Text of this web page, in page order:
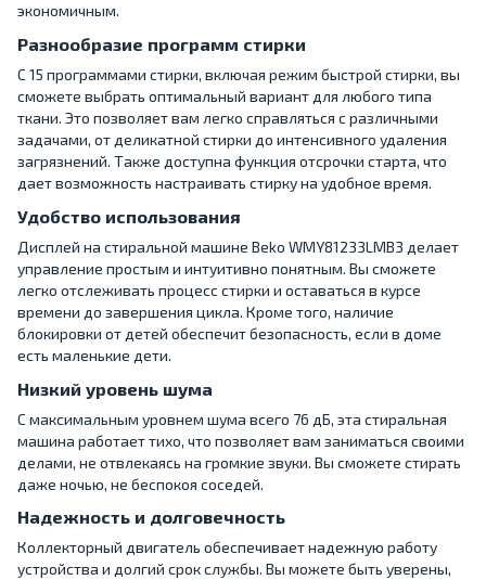
экономичным.
Разнообразие программ стирки
С 15 программами стирки, включая режим быстрой стирки, вы
сможете выбрать оптимальный вариант для любого типа
ткани. Это позволяет вам легко справляться с различными
задачами, от деликатной стирки до интенсивного удаления
загрязнений. Также доступна функция отсрочки старта, что
дает возможность настраивать стирку на удобное время.
Удобство использования
Дисплей на стиральной машине Beko WMY81233LMB3 делает
управление простым и интуитивно понятным. Вы сможете
легко отслеживать процесс стирки и оставаться в курсе
времени до завершения цикла. Кроме того, наличие
блокировки от детей обеспечит безопасность, если в доме
есть маленькие дети.
Низкий уровень шума
С максимальным уровнем шума всего 76 дБ, эта стиральная
машина работает тихо, что позволяет вам заниматься своими
делами, не отвлекаясь на громкие звуки. Вы сможете стирать
даже ночью, не беспокоя соседей.
Надежность и долговечность
Коллекторный двигатель обеспечивает надежную работу
устройства и долгий срок службы. Вы можете быть уверены,